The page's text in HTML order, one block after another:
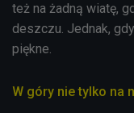
też na żadną wiatę,
deszczu. Jednak,
piękne.
W góry nie tylko na